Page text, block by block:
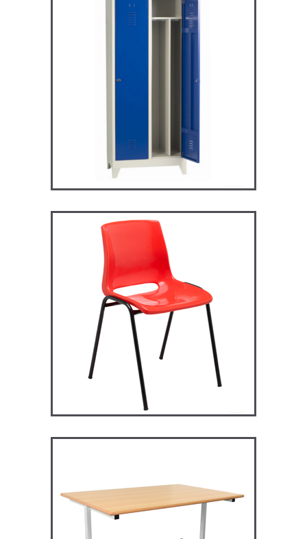
ARV2S – Vestiaire industrie
salissante
ST119 – Rick – Chaise
Primaire, collège et
secondaire
CHAISES ET BANCS
RM128 – Restauration
Maggie